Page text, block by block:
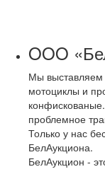
OOO
Мы выставляем
мотоциклы и
проблемное
Только у нас
БелАукциона.
БелАукцион -